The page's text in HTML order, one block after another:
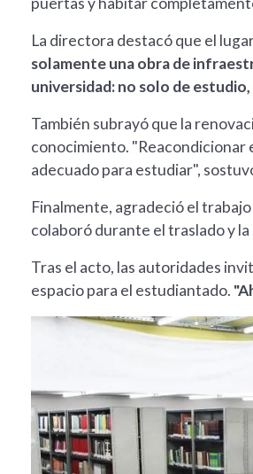
La directora destacó que el
solamente una obra de
universidad: no solo de
También subrayó que la
conocimiento. "Reacondicionar
adecuado para estudiar",
Finalmente, agradeció el
colaboró durante el traslado y
Tras el acto, las autoridades
espacio para el estudiantado.